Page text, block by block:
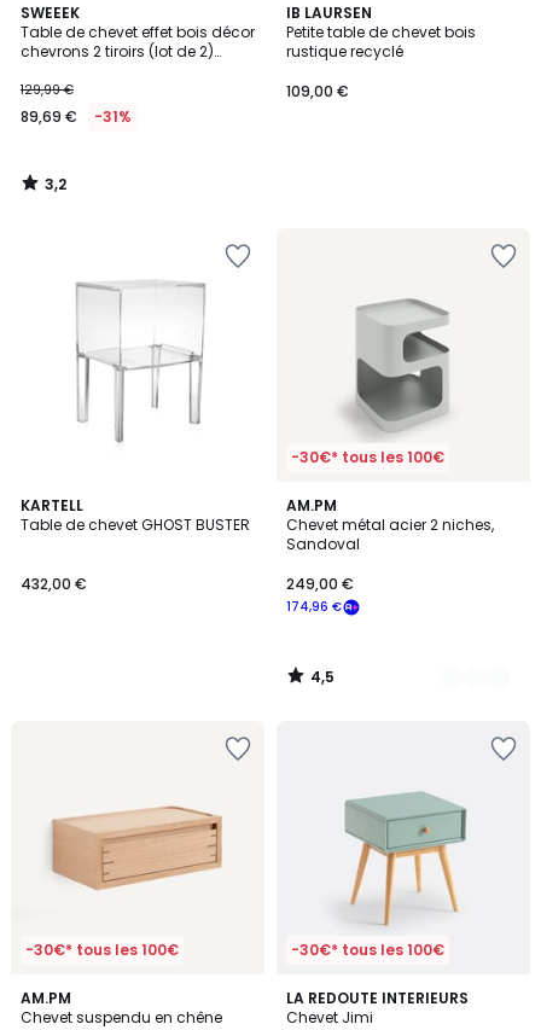
SWEEEK
Table de chevet effet bois décor
chevrons 2 tiroirs (lot de 2)
129,99 €
89,69 € -31%
3,2
/ 5
3,2
/
IB LAURSEN
Petite table de chevet bois
rustique recyclé
109,00 €
KARTELL
Table de chevet GHOST BUSTER
432,00 €
-30€* tous les 100€
AM.PM
Chevet métal acier 2 niches,
Sandoval
174,96 €
249,00 €
4,5
/ 5
2
Couleurs
4,5
/
-30€* tous les 100€
AM.PM
Chevet suspendu en chêne
-30€* tous les 100€
LA REDOUTE INTERIEURS
Chevet Jimi
4,6
/ 5
2
Couleurs